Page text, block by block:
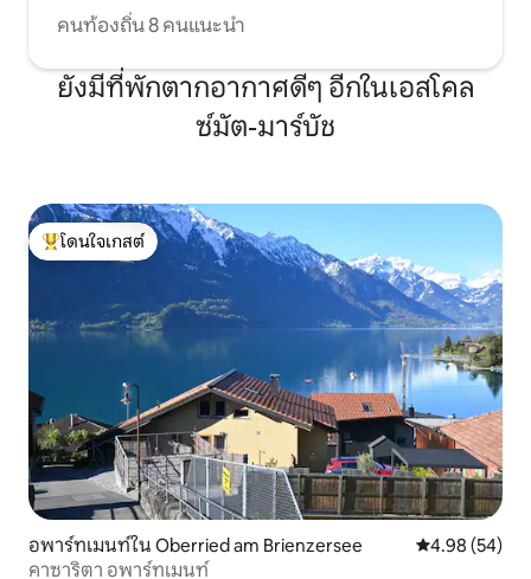
คนท้องถิ่น 8 คนแนะนำ
ยังมีที่พักตากอากาศดีๆ อีกในเอสโคล
ซ์มัต-มาร์บัช
โดนใจเกสต์ที่สุด
โดนใจเกสต์
อพาร์ทเมนท์ใน Oberried am Brienzersee คะแนนเฉลี่ย
4.98 (54)
คาซาริตา อพาร์ทเมนท์